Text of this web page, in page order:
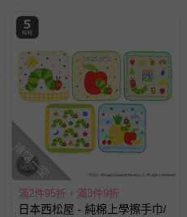
搶購一空
滿2件95折，滿3件9折
日本西松屋 - 純棉上學擦手巾/